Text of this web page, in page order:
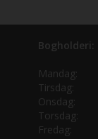
Bogholderi:
Mandag:
Tirsdag:
Onsdag:
Torsdag:
Fredag: